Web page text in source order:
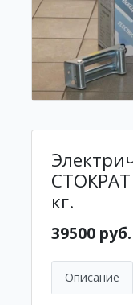
СТОКРАТ
кг.
39500 руб.
Описание